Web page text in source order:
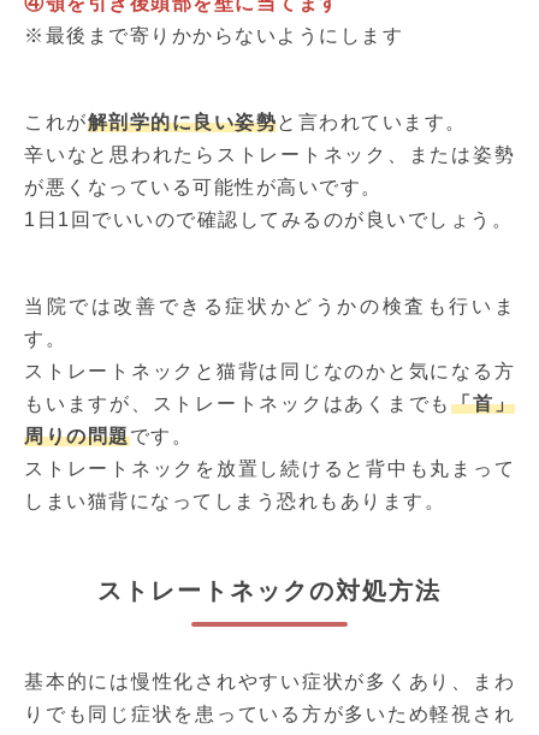
※最後まで寄りかからないようにします
これが解剖学的に良い姿勢と言われています。
辛いなと思われたらストレートネック、または姿勢
が悪くなっている可能性が高いです。
1日1回でいいので確認してみるのが良いでしょう。
当院では改善できる症状かどうかの検査も行いま
す。
ストレートネックと猫背は同じなのかと気になる方
もいますが、ストレートネックはあくまでも 「首」
周りの問題です。
ストレートネックを放置し続けると背中も丸まって
しまい猫背になってしまう恐れもあります。
ストレートネックの対処方法
基本的には慢性化されやすい症状が多くあり、まわ
りでも同じ症状を患っている方が多いため軽視され